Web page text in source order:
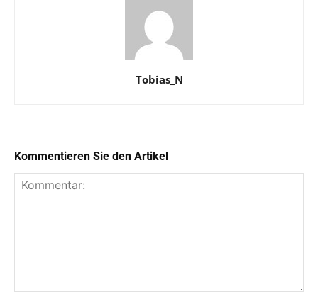
Tobias_N
Kommentieren Sie den Artikel